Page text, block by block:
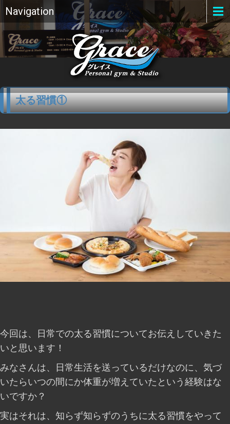
Navigation
太る習慣①
今回は、日常での太る習慣についてお伝えしていきた
いと思います！
みなさんは、日常生活を送っているだけなのに、気づ
いたらいつの間にか体重が増えていたという経験はな
いですか？
実はそれは、知らず知らずのうちに太る習慣をやって